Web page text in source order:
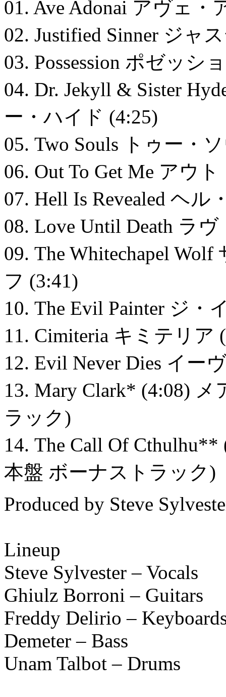
01. Ave Adonai アヴェ
02. Justified Sinner ジャ
03. Possession ポゼッシ
04. Dr. Jekyll & Sister
ー・ハイド (4:25)
05. Two Souls トゥー・
06. Out To Get Me アウ
07. Hell Is Revealed ヘ
08. Love Until Death ラ
09. The Whitechapel
フ (3:41)
10. The Evil Painter ジ・
11. Cimiteria キミテリア
12. Evil Never Dies イー
13. Mary Clark* (4:08)
ラック)
14. The Call Of
本盤 ボーナストラック)
Produced by Steve
Lineup
Steve Sylvester – Vocals
Ghiulz Borroni – Guitars
Freddy Delirio –
Demeter – Bass
Unam Talbot – Drums